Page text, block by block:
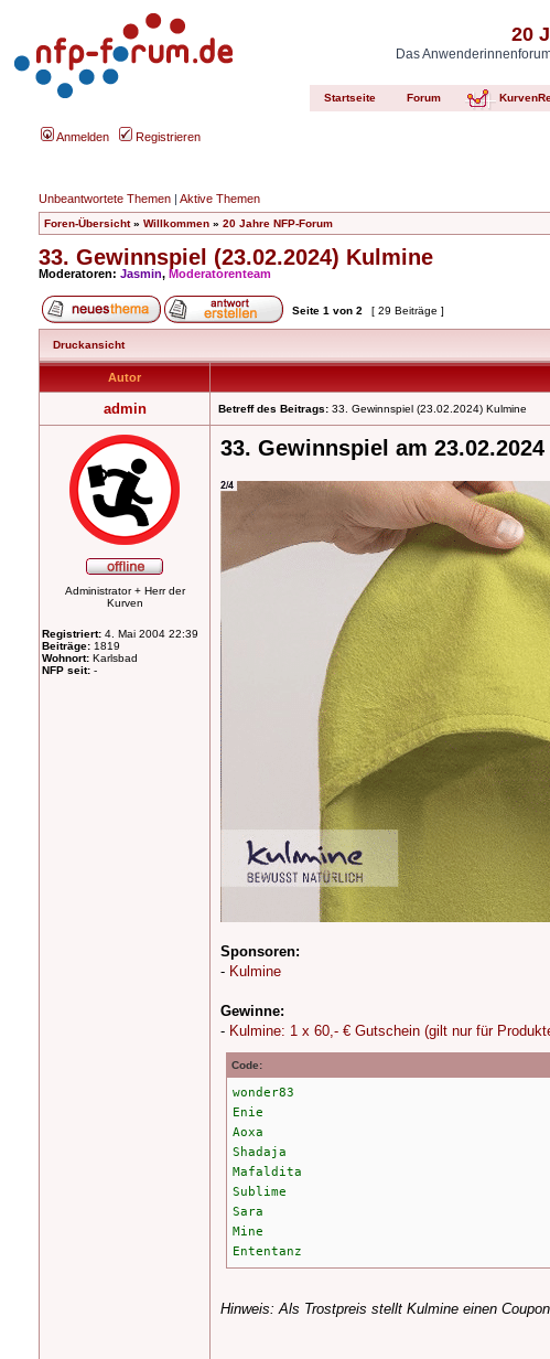
20
Das
Startseite Forum
Anmelden Registrieren
Unbeantwortete Themen | Aktive Themen
Foren-Übersicht» Willkommen » 20 Jahre NFP-Forum
33. Gewinnspiel (23.02.2024) Kulmine
Moderatoren: Jasmin, Moderatorenteam
Seite 1 von 2 [ 29 Beiträge ]
Druckansicht
Autor
admin Betreff des Beitrags: 33. Gewinnspiel (23.02.2024) Kulmine
Administrator + Herr der
Kurven
Registriert: 4. Mai 2004 22:39
Beiträge: 1819
Wohnort: Karlsbad
NFP seit: -
33. Gewinnspiel am 23.02.2024
Sponsoren:
- Kulmine
Gewinne:
- Kulmine: 1 x 60,- € Gutschein (gilt nur für
Code:
wonder83
Enie
Aoxa
Shadaja
Mafaldita
Sublime
Sara
Mine
Ententanz
Hinweis: Als Trostpreis stellt Kulmine einen